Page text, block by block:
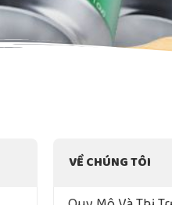
VỀ CHÚNG TÔI